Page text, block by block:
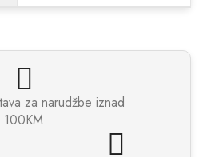
za narudžbe iznad
100KM